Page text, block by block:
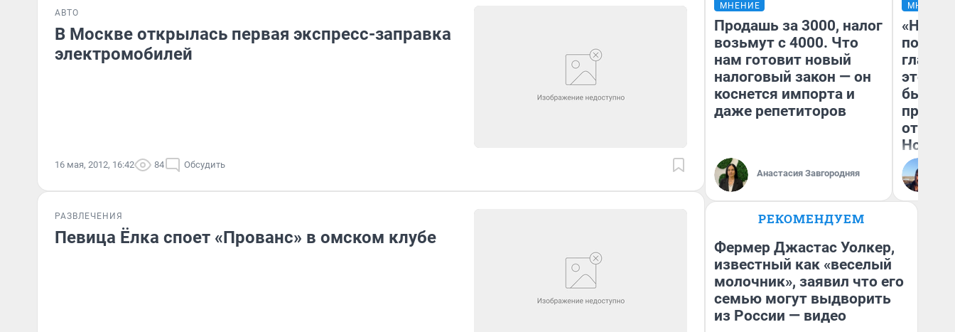
АВТО
В Москве открылась первая экспресс-заправка
электромобилей
16 мая, 2012, 16:42 84 Обсудить
РАЗВЛЕЧЕНИЯ
Певица Ёлка споет «Прованс» в омском клубе
МНЕНИЕ
Продашь за 3000, налог
возьмут с 4000. Что
нам готовит новый
налоговый закон — он
коснется импорта и
даже репетиторов
Анастасия Завгородняя
МНЕНИЕ
этого
бьет
отзыв
Нолана
РЕКОМЕНДУЕМ
Фермер Джастас Уолкер,
известный как «веселый
молочник», заявил что его
семью могут выдворить
из России — видео